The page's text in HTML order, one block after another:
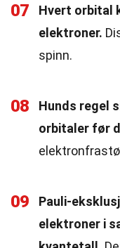
07
Hvert orbital
elektroner.
spinn.
08
Hunds regel
orbitaler før
09
Pauli-
elektroner i